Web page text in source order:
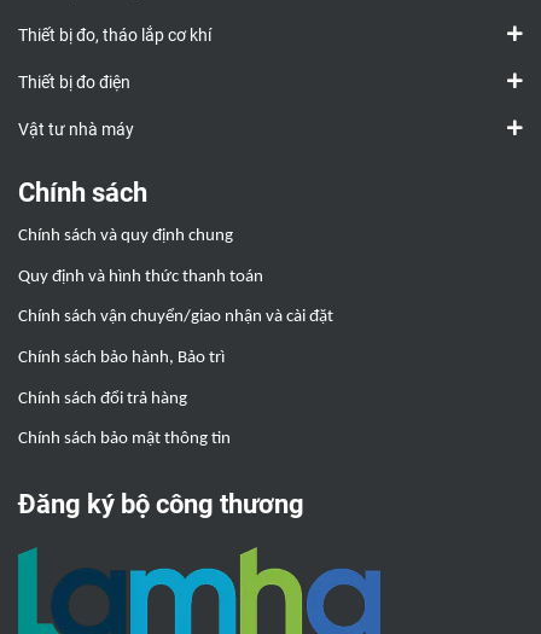
Thiết bị đo, tháo lắp cơ khí
Thiết bị đo điện
Vật tư nhà máy
Chính sách
Chính sách và quy định chung
Quy định và hình thức thanh toán
Chính sách vận chuyển/giao nhận và cài đặt
Chính sách bảo hành, Bảo trì
Chính sách đổi trả hàng
Chính sách bảo mật thông tin
Đăng ký bộ công thương